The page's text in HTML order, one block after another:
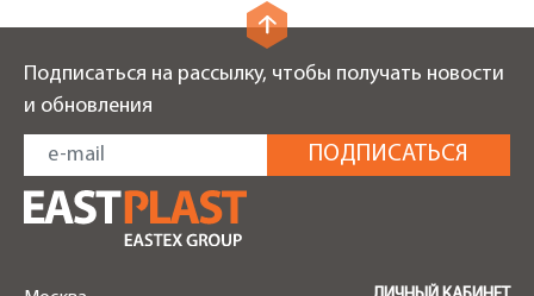
Подписаться на рассылку, чтобы получать новости
и обновления